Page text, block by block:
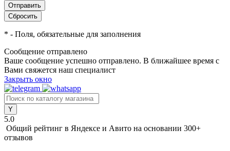
* - Поля, обязательные для заполнения
Сообщение отправлено
Ваше сообщение успешно отправлено. В ближайшее время с
Вами свяжется наш специалист
Закрыть окно
5.0
Общий рейтинг в Яндексе и Авито на основании 300+
отзывов